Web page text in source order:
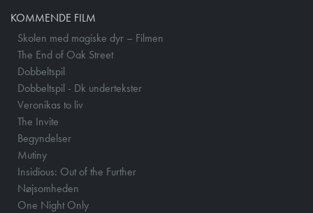
KOMMENDE FILM
Skolen med magiske dyr – Filmen
The End of Oak Street
Dobbeltspil
Dobbeltspil - Dk undertekster
Veronikas to liv
The Invite
Begyndelser
Mutiny
Insidious: Out of the Further
Nøjsomheden
One Night Only